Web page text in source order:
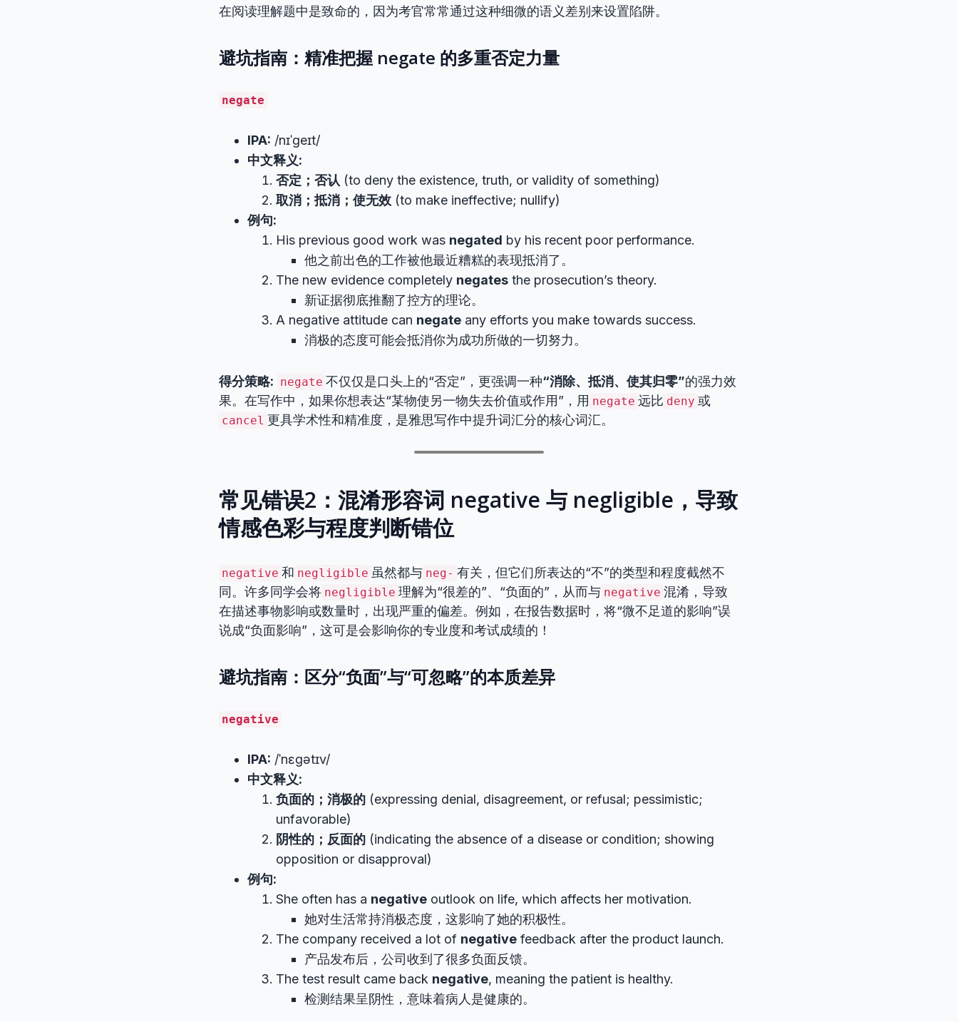
在阅读理解题中是致命的，因为考官常常通过这种细微的语义差别来设置陷阱。
避坑指南：精准把握 negate 的多重否定力量
negate
IPA: /nɪˈɡeɪt/
中文释义:
否定；否认 (to deny the existence, truth, or validity of something)
取消；抵消；使无效 (to make ineffective; nullify)
例句:
His previous good work was negated by his recent poor performance.
他之前出色的工作被他最近糟糕的表现抵消了。
The new evidence completely negates the prosecution’s theory.
新证据彻底推翻了控方的理论。
A negative attitude can negate any efforts you make towards success.
消极的态度可能会抵消你为成功所做的一切努力。
得分策略: negate 不仅仅是口头上的“否定”，更强调一种“消除、抵消、使其归零”的强力效
果。在写作中，如果你想表达“某物使另一物失去价值或作用”，用 negate 远比 deny 或
cancel 更具学术性和精准度，是雅思写作中提升词汇分的核心词汇。
常见错误2：混淆形容词 negative 与 negligible，导致
情感色彩与程度判断错位
negative 和 negligible 虽然都与 neg- 有关，但它们所表达的“不”的类型和程度截然不
同。许多同学会将 negligible 理解为“很差的”、“负面的”，从而与 negative 混淆，导致
在描述事物影响或数量时，出现严重的偏差。例如，在报告数据时，将“微不足道的影响”误
说成“负面影响”，这可是会影响你的专业度和考试成绩的！
避坑指南：区分“负面”与“可忽略”的本质差异
negative
IPA: /ˈnɛɡətɪv/
中文释义:
负面的；消极的 (expressing denial, disagreement, or refusal; pessimistic;
unfavorable)
阴性的；反面的 (indicating the absence of a disease or condition; showing
opposition or disapproval)
例句:
She often has a negative outlook on life, which affects her motivation.
她对生活常持消极态度，这影响了她的积极性。
The company received a lot of negative feedback after the product launch.
产品发布后，公司收到了很多负面反馈。
The test result came back negative, meaning the patient is healthy.
检测结果呈阴性，意味着病人是健康的。